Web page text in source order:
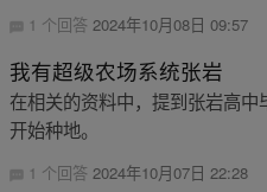
1 个回答2024年10月08日 09:57
我有超级农场系统张岩
在相关的资料中，提到张岩高
开始种地。
1 个回答2024年10月07日 22:28